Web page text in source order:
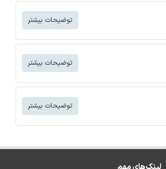
توضیحات بیشتر
توضیحات بیشتر
توضیحات بیشتر